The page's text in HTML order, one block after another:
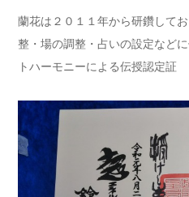
蘭花は２０１１年から研鑽して
整・場の調整・占いの設定など
トハーモニーによる伝授認定証